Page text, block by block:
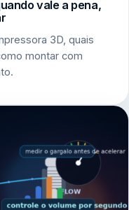
vale a pena,
3D, quais
montar com